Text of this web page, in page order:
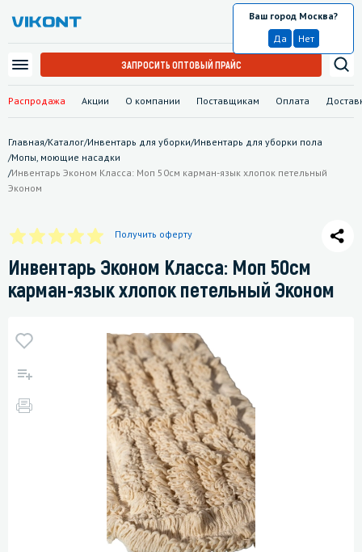
Распродажа Акции О компании Поставщикам Оплата
Москва
Ваш город Москва?
Да
Нет
ЗАПРОСИТЬ ОПТОВЫЙ ПРАЙС
Главная/Каталог/Инвентарь для уборки/Инвентарь для уборки пола
/Мопы, моющие насадки
/Инвентарь Эконом Класса: Моп 50см карман-язык хлопок петельный
Эконом
Получить оферту
Инвентарь Эконом Класса: Моп 50см
карман-язык хлопок петельный Эконом